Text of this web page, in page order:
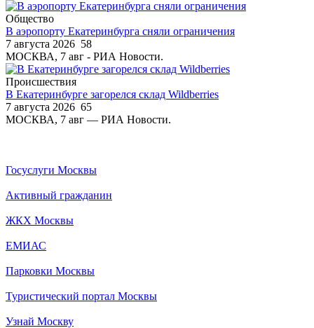
Общество
В аэропорту Екатеринбурга сняли ограничения
7 августа 2026 58
МОСКВА, 7 авг - РИА Новости.
Происшествия
В Екатеринбурге загорелся склад Wildberries
7 августа 2026 65
МОСКВА, 7 авг — РИА Новости.
Госуслуги Москвы
Активный гражданин
ЖКХ Москвы
ЕМИАС
Парковки Москвы
Туристический портал Москвы
Узнай Москву